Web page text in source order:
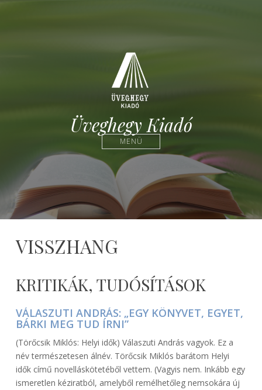
Üveghegy Kiadó
MENÜ
VISSZHANG
06-
KRITIKÁK, TUDÓSÍTÁSOK
VÁLASZUTI ANDRÁS: „EGY KÖNYVET, EGYET,
BÁRKI MEG TUD ÍRNI”
(Törőcsik Miklós: Helyi idők) Válaszuti András vagyok. Ez a
név természetesen álnév. Törőcsik Miklós barátom Helyi
idők című novelláskötetéből vettem. (Vagyis nem. Inkább egy
ismeretlen kéziratból, amelyből remélhetőleg nemsokára új